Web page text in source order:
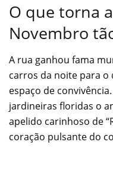
O que torna
Novembro
A rua ganhou fama
carros da noite para
espaço de
jardineiras floridas o
apelido carinhoso de
coração pulsante do